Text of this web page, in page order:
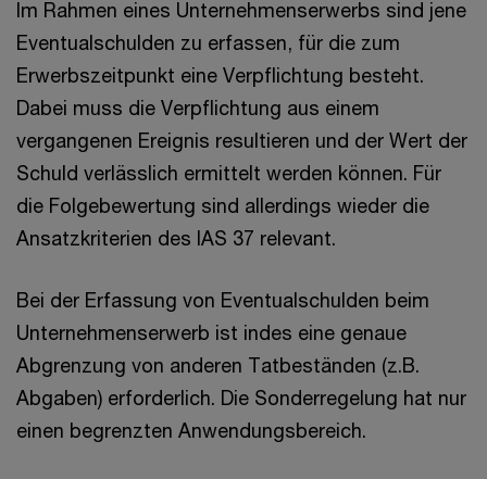
Im Rahmen eines Unternehmenserwerbs sind jene
Eventualschulden zu erfassen, für die zum
Erwerbszeitpunkt eine Verpflichtung besteht.
Dabei muss die Verpflichtung aus einem
vergangenen Ereignis resultieren und der Wert der
Schuld verlässlich ermittelt werden können. Für
die Folgebewertung sind allerdings wieder die
Ansatzkriterien des IAS 37 relevant.
Bei der Erfassung von Eventualschulden beim
Unternehmenserwerb ist indes eine genaue
Abgrenzung von anderen Tatbeständen (z.B.
Abgaben) erforderlich. Die Sonderregelung hat nur
einen begrenzten Anwendungsbereich.